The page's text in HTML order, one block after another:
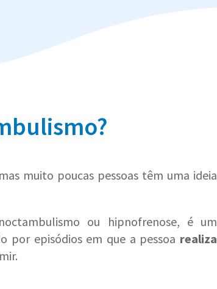
muito poucas pessoas têm uma ideia
ou hipnofrenose, é um
por episódios em que a pessoa realiza